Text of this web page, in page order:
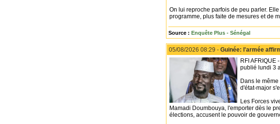
On lui reproche parfois de peu parler.
programme, plus faite de mesures et de
Source : Enquête Plus - Sénégal
05/08/2026 08:29 - Guinée: l'armée
RFI
publié lundi 3
Dans le
d'état-major
Les Forces
Mamadi Doumbouya, l'emporter dès le
élections, accusent le pouvoir de